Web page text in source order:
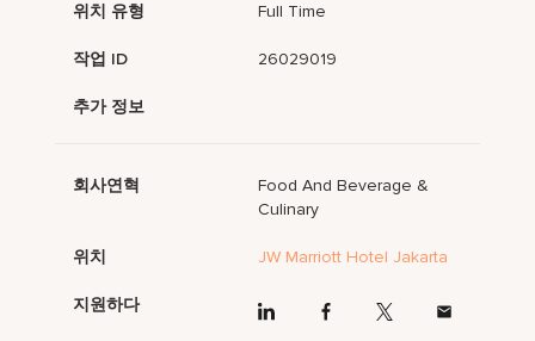
위치 유형 Full Time
작업 ID 26029019
추가 정보
회사연혁
Food And Beverage &
Culinary
위치 JW Marriott Hotel Jakarta
지원하다